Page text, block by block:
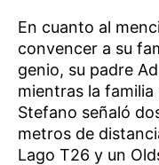
En cuanto al
convencer a su
genio, su padre
mientras la familia
Stefano señaló
metros de
Lago T26 y un